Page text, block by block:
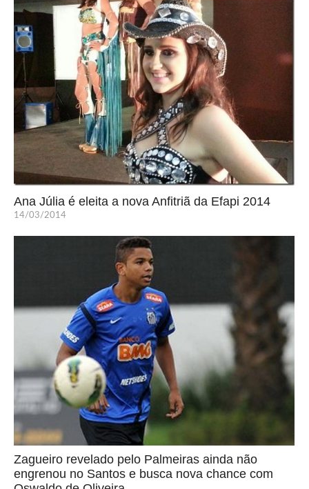
Ana Júlia é eleita a nova Anfitriã da Efapi 2014
14/03/2014
Zagueiro revelado pelo Palmeiras ainda não
engrenou no Santos e busca nova chance com